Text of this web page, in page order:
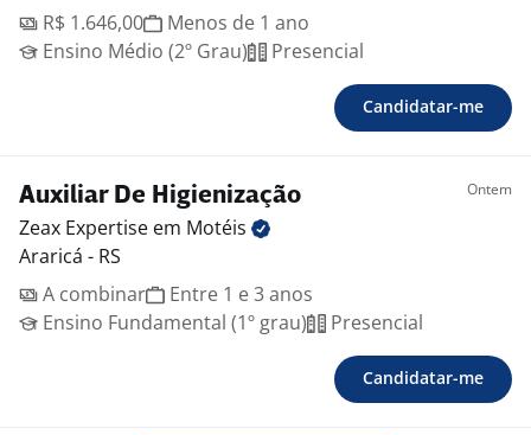
R$ 1.646,00
Menos de 1 ano
Ensino Médio (2º Grau)
Presencial
Candidatar-me
Auxiliar De Higienização Ontem
Zeax Expertise em Motéis
Araricá - RS
A combinar
Entre 1 e 3 anos
Ensino Fundamental (1º grau)
Presencial
Candidatar-me